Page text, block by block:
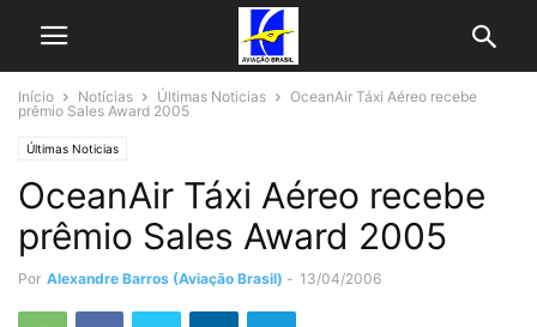
Início Notícias Últimas Noticias
OceanAir Táxi Aéreo recebe
prêmio Sales Award 2005
Últimas Noticias
OceanAir Táxi Aéreo recebe
prêmio Sales Award 2005
Por Alexandre Barros (Aviação Brasil) - 13/04/2006